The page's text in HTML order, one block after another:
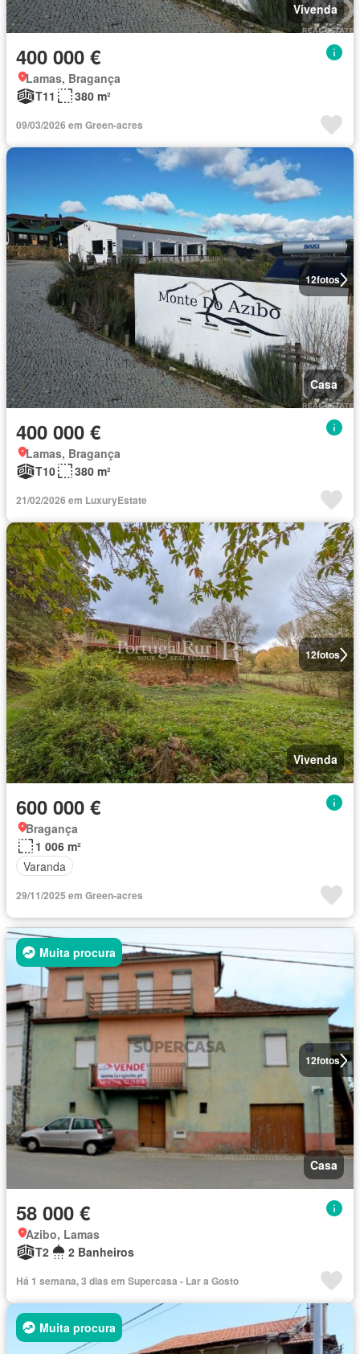
Vivenda
400 000 €
Lamas, Bragança
T11
380 m²
09/03/2026 em Green-acres
12fotos
Casa
400 000 €
Lamas, Bragança
T10
380 m²
21/02/2026 em LuxuryEstate
12fotos
Vivenda
600 000 €
Bragança
1 006 m²
Varanda
29/11/2025 em Green-acres
12fotos
Muita procura
Casa
58 000 €
Azibo, Lamas
T2
2 Banheiros
Há 1 semana, 3 dias em Supercasa - Lar a Gosto
Muita procura